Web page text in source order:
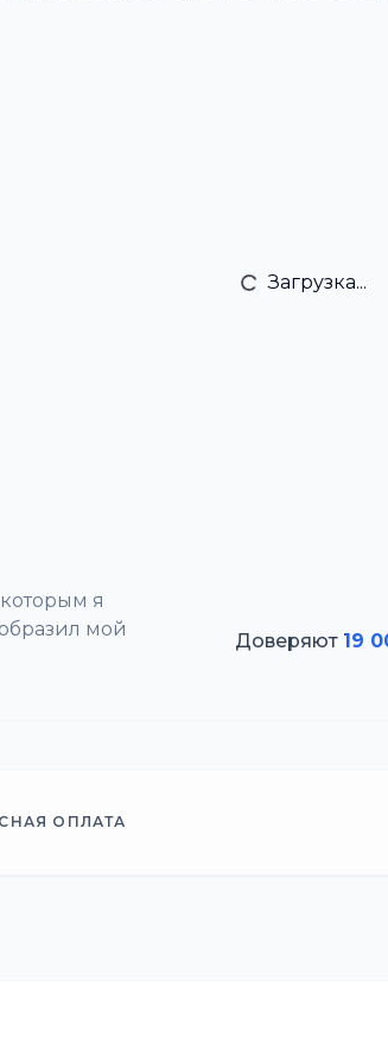
Загрузка...
я
мой
Доверяют 19
ОПЛАТА